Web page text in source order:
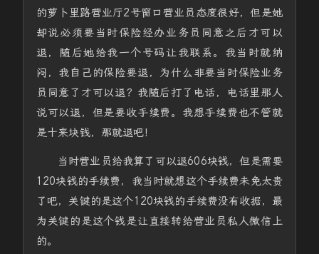
的萝卜里路营业厅2号窗口营业员态度很好，但是她
却说必须要当时保险经办业务员同意之后才可以
退，随后她给我一个号码让我联系。我当时就纳
闷，我自己的保险要退，为什么非要当时保险业务
员同意了才可以退？我随后打了电话，电话里那人
说可以退，但是要收手续费。我想手续费也不管就
是十来块钱，那就退吧！
当时营业员给我算了可以退606块钱，但是需要
120块钱的手续费，我当时就想这个手续费未免太贵
了吧，关键的是这个120块钱的手续费没有收据，最
为关键的是这个钱是让直接转给营业员私人微信上
的。